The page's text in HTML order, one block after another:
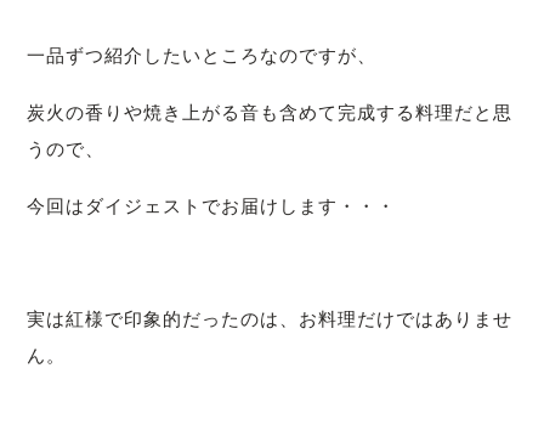
一品ずつ紹介したいところなのですが、
炭火の香りや焼き上がる音も含めて完成する料理だと思
うので、
今回はダイジェストでお届けします・・・
実は紅様で印象的だったのは、 お料理だけではありませ
ん。